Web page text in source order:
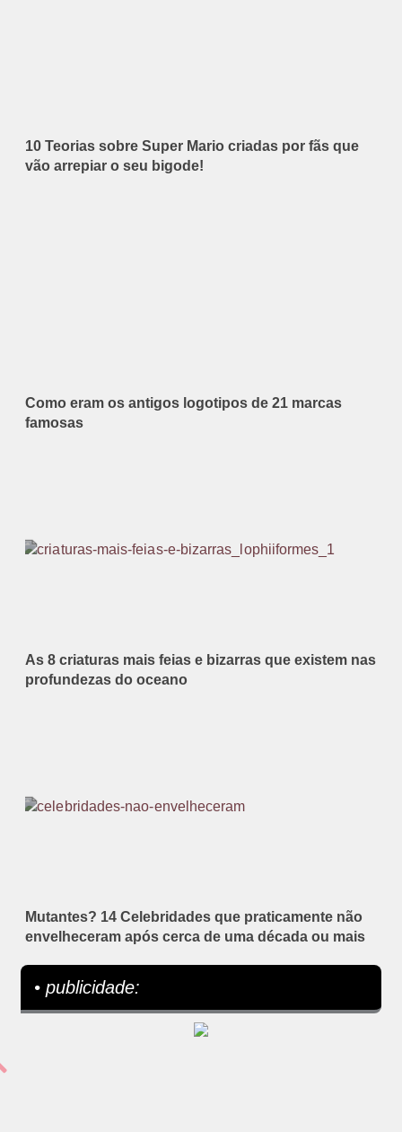
10 Teorias sobre Super Mario criadas por fãs que
vão arrepiar o seu bigode!
Como eram os antigos logotipos de 21 marcas
famosas
As 8 criaturas mais feias e bizarras que existem nas
profundezas do oceano
Mutantes? 14 Celebridades que praticamente não
envelheceram após cerca de uma década ou mais
• publicidade: